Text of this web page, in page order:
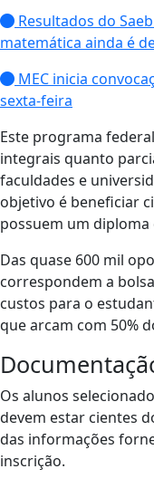
Resultados do
matemática ainda é
MEC inicia
sexta-feira
Este programa
integrais quanto
faculdades e
objetivo é beneficiar
possuem um diploma
Das quase 600 mil
correspondem a
custos para o
que arcam com 50%
Os alunos
devem estar cientes
das informações
inscrição.